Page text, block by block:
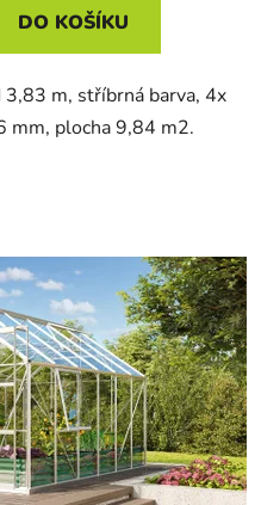
DO KOŠÍKU
m, stříbrná barva, 4x
mm, plocha 9,84 m2.